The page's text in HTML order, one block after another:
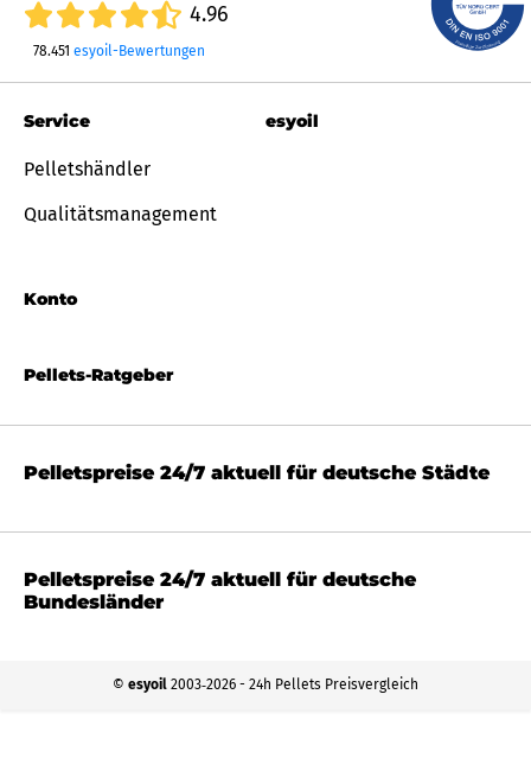
4.96
78.451 esyoil-Bewertungen
Pellets-Ratgeber
Service
Pelletshändler
Qualitätsmanagement
Konto
esyoil
Pelletspreise 24/7 aktuell für deutsche Städte
Pelletspreise 24/7 aktuell für deutsche
Bundesländer
© esyoil 2003‐2026 - 24h Pellets Preisvergleich